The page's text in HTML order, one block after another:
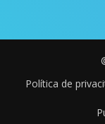
Política de